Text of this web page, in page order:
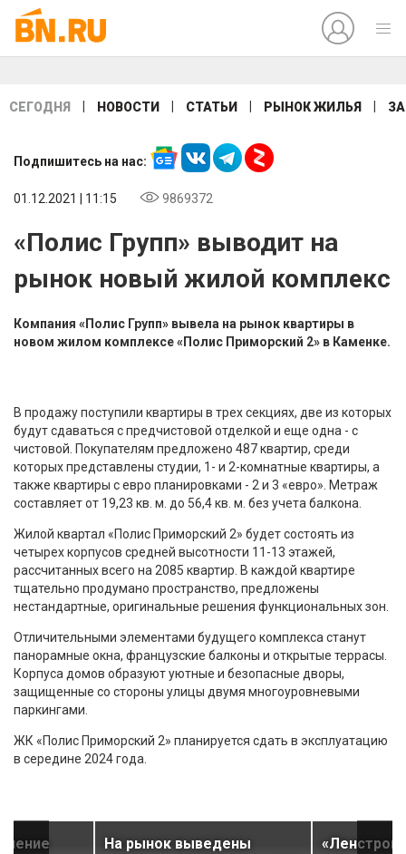
СЕГОДНЯ НОВОСТИ СТАТЬИ РЫНОК ЖИЛЬЯ
Подпишитесь на нас:
01.12.2021 | 11:15 9869372
«Полис Групп» выводит на
рынок новый жилой комплекс
Компания «Полис Групп» вывела на рынок квартиры в
новом жилом комплексе «Полис Приморский 2» в Каменке.
В продажу поступили квартиры в трех секциях, две из которых
будут сдаваться с предчистовой отделкой и еще одна - с
чистовой. Покупателям предложено 487 квартир, среди
которых представлены студии, 1- и 2-комнатные квартиры, а
также квартиры с евро планировками - 2 и 3 «евро». Метраж
составляет от 19,23 кв. м. до 56,4 кв. м. без учета балкона.
Жилой квартал «Полис Приморский 2» будет состоять из
четырех корпусов средней высотности 11-13 этажей,
рассчитанных всего на 2085 квартир. В каждой квартире
тщательно продумано пространство, предложены
нестандартные, оригинальные решения функциональных зон.
Отличительными элементами будущего комплекса станут
панорамные окна, французские балконы и открытые террасы.
Корпуса домов образуют уютные и безопасные дворы,
защищенные со стороны улицы двумя многоуровневыми
паркингами.
ЖК «Полис Приморский 2» планируется сдать в эксплуатацию
в середине 2024 года.
На рынок выведены